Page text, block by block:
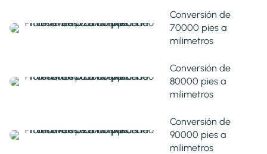
Conversión de
70000 pies a
milimetros
Conversión de
80000 pies a
milimetros
Conversión de
90000 pies a
milimetros